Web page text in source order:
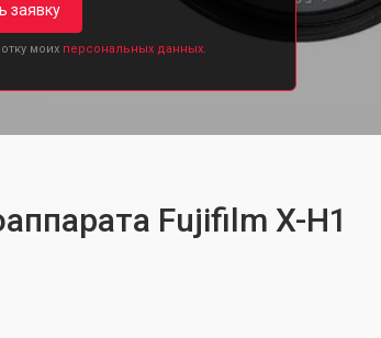
заявку
моих персональных данных.
Fujifilm X-H1